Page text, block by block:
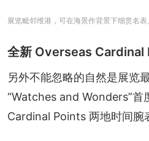
展览毗邻维港，可在海景作背景下细赏名表
全新 Overseas Cardinal
另外不能忽略的自然是展览
“Watches and Wonders”首
Cardinal Points 两地时间腕